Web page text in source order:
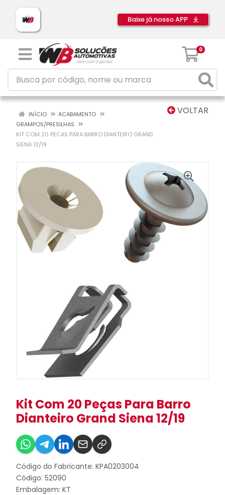
Baixe já nosso APP
0
VOLTAR
INÍCIO
ACABAMENTO
GRAMPOS/PRESILHAS
KIT COM 20 PECAS PARA BARRO DIANTEIRO GRAND
SIENA 12/19
Kit Com 20 Peças Para Barro
Dianteiro Grand Siena 12/19
Código do Fabricante: KPA0203004
Código: 52090
Embalagem: KT